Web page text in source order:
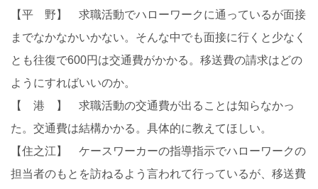
【平 野】 求職活動でハローワークに通っているが面接
までなかなかいかない。そんな中でも面接に行くと少なく
とも往復で600円は交通費がかかる。移送費の請求はどの
ようにすればいいのか。
【 港 】 求職活動の交通費が出ることは知らなかっ
た。交通費は結構かかる。具体的に教えてほしい。
【住之江】 ケースワーカーの指導指示でハローワークの
担当者のもとを訪ねるよう言われて行っているが、移送費